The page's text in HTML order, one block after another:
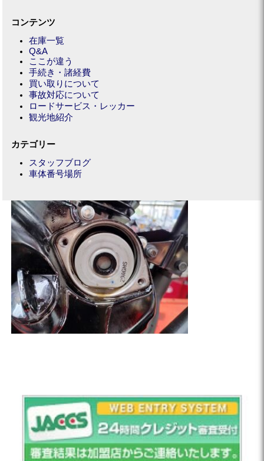
コンテンツ
在庫一覧
Q&A
ここが違う
手続き・諸経費
買い取りについて
事故対応について
ロードサービス・レッカー
観光地紹介
カテゴリー
スタッフブログ
車体番号場所